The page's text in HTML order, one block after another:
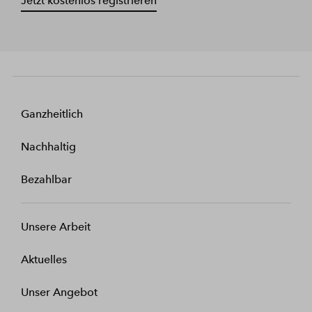
Ganzheitlich
Nachhaltig
Bezahlbar
Unsere Arbeit
Aktuelles
Unser Angebot